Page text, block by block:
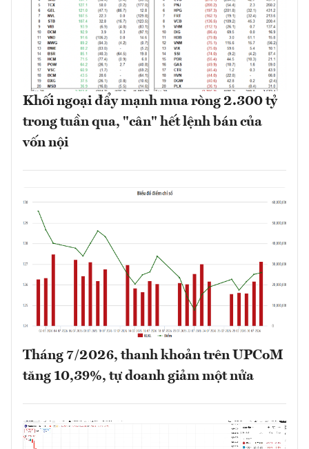
Khối ngoại đẩy mạnh mua ròng 2.300 tỷ
trong tuần qua, "cân" hết lệnh bán của
vốn nội
Tháng 7/2026, thanh khoản trên UPCoM
tăng 10,39%, tự doanh giảm một nửa